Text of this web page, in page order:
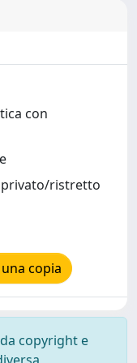
con
privato/ristretto
copia
copyright e